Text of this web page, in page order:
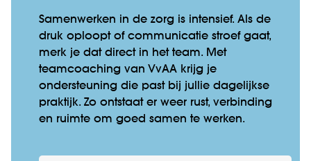
Samenwerken in de zorg is intensief. Als de
druk oploopt of communicatie stroef gaat,
merk je dat direct in het team. Met
teamcoaching van VvAA krijg je
ondersteuning die past bij jullie dagelijkse
praktijk. Zo ontstaat er weer rust, verbinding
en ruimte om goed samen te werken.